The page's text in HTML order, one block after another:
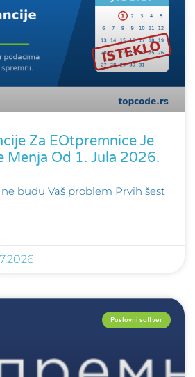
Za EOtpremnice Je
Menja Od 1. Jula 2026.
budu Vaš problem Prvih šest
Poslovni softver